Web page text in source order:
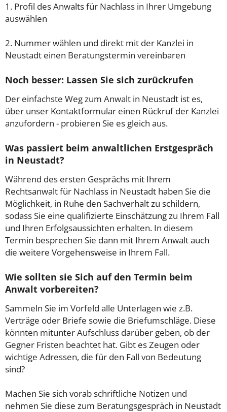
1. Profil des Anwalts für Nachlass in Ihrer Umgebung
auswählen
2. Nummer wählen und direkt mit der Kanzlei in
Neustadt einen Beratungstermin vereinbaren
Noch besser: Lassen Sie sich zurückrufen
Der einfachste Weg zum Anwalt in Neustadt ist es,
über unser Kontaktformular einen Rückruf der Kanzlei
anzufordern - probieren Sie es gleich aus.
Was passiert beim anwaltlichen Erstgespräch
in Neustadt?
Während des ersten Gesprächs mit Ihrem
Rechtsanwalt für Nachlass in Neustadt haben Sie die
Möglichkeit, in Ruhe den Sachverhalt zu schildern,
sodass Sie eine qualifizierte Einschätzung zu Ihrem Fall
und Ihren Erfolgsaussichten erhalten. In diesem
Termin besprechen Sie dann mit Ihrem Anwalt auch
die weitere Vorgehensweise in Ihrem Fall.
Wie sollten sie Sich auf den Termin beim
Anwalt vorbereiten?
Sammeln Sie im Vorfeld alle Unterlagen wie z.B.
Verträge oder Briefe sowie die Briefumschläge. Diese
könnten mitunter Aufschluss darüber geben, ob der
Gegner Fristen beachtet hat. Gibt es Zeugen oder
wichtige Adressen, die für den Fall von Bedeutung
sind?
Machen Sie sich vorab schriftliche Notizen und
nehmen Sie diese zum Beratungsgespräch in Neustadt